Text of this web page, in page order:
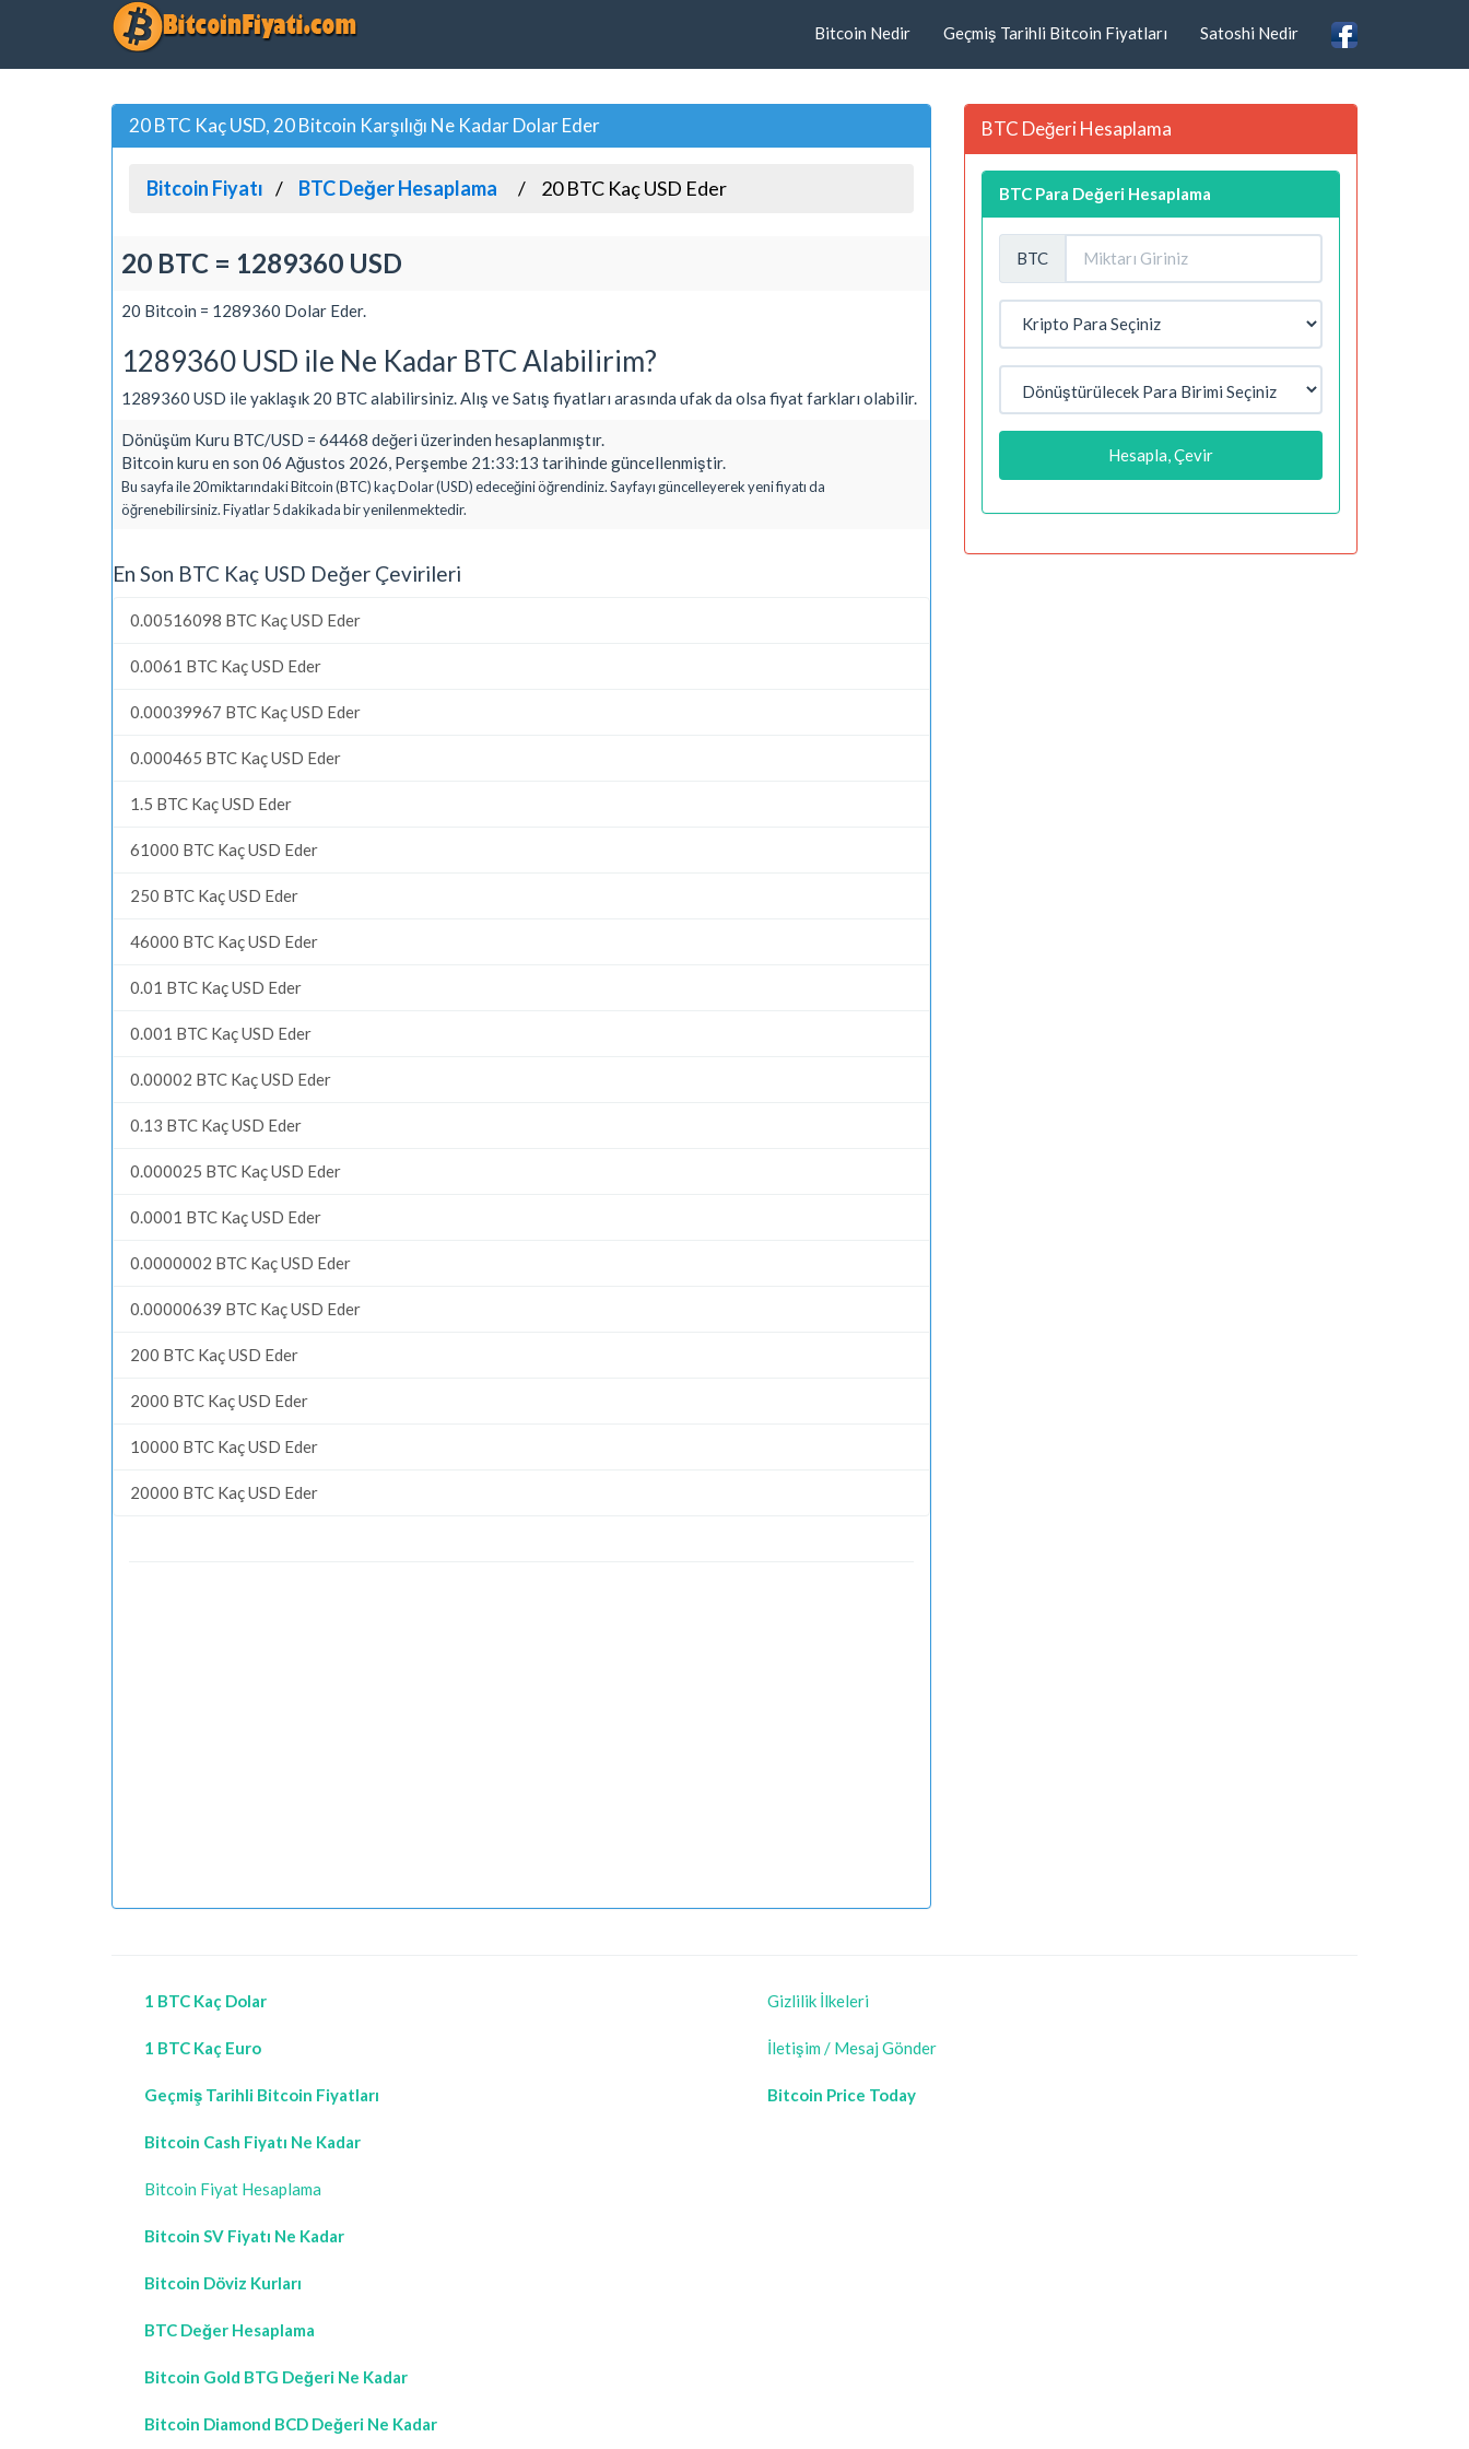
Bitcoin Nedir Geçmiş Tarihli Bitcoin Fiyatları Satoshi Nedir
20 BTC Kaç USD, 20 Bitcoin Karşılığı Ne Kadar Dolar Eder
Bitcoin Fiyatı BTC Değer Hesaplama 20 BTC Kaç USD Eder
20 BTC = 1289360 USD
20 Bitcoin = 1289360 Dolar Eder.
1289360 USD ile Ne Kadar BTC Alabilirim?
1289360 USD ile yaklaşık 20 BTC alabilirsiniz. Alış ve Satış fiyatları arasında ufak da olsa fiyat farkları olabilir.
Dönüşüm Kuru BTC/USD = 64468 değeri üzerinden hesaplanmıştır.
Bitcoin kuru en son 06 Ağustos 2026, Perşembe 21:33:13 tarihinde güncellenmiştir.
Bu sayfa ile 20 miktarındaki Bitcoin (BTC) kaç Dolar (USD) edeceğini öğrendiniz. Sayfayı güncelleyerek yeni fiyatı da
öğrenebilirsiniz. Fiyatlar 5 dakikada bir yenilenmektedir.
En Son BTC Kaç USD Değer Çevirileri
0.00516098 BTC Kaç USD Eder
0.0061 BTC Kaç USD Eder
0.00039967 BTC Kaç USD Eder
0.000465 BTC Kaç USD Eder
1.5 BTC Kaç USD Eder
61000 BTC Kaç USD Eder
250 BTC Kaç USD Eder
46000 BTC Kaç USD Eder
0.01 BTC Kaç USD Eder
0.001 BTC Kaç USD Eder
0.00002 BTC Kaç USD Eder
0.13 BTC Kaç USD Eder
0.000025 BTC Kaç USD Eder
0.0001 BTC Kaç USD Eder
0.0000002 BTC Kaç USD Eder
0.00000639 BTC Kaç USD Eder
200 BTC Kaç USD Eder
2000 BTC Kaç USD Eder
10000 BTC Kaç USD Eder
20000 BTC Kaç USD Eder
BTC Değeri Hesaplama
BTC Para Değeri Hesaplama
BTC
Hesapla, Çevir
1 BTC Kaç Dolar
1 BTC Kaç Euro
Geçmiş Tarihli Bitcoin Fiyatları
Bitcoin Cash Fiyatı Ne Kadar
Bitcoin Fiyat Hesaplama
Bitcoin SV Fiyatı Ne Kadar
Bitcoin Döviz Kurları
BTC Değer Hesaplama
Bitcoin Gold BTG Değeri Ne Kadar
Bitcoin Diamond BCD Değeri Ne Kadar
Gizlilik İlkeleri
İletişim / Mesaj Gönder
Bitcoin Price Today